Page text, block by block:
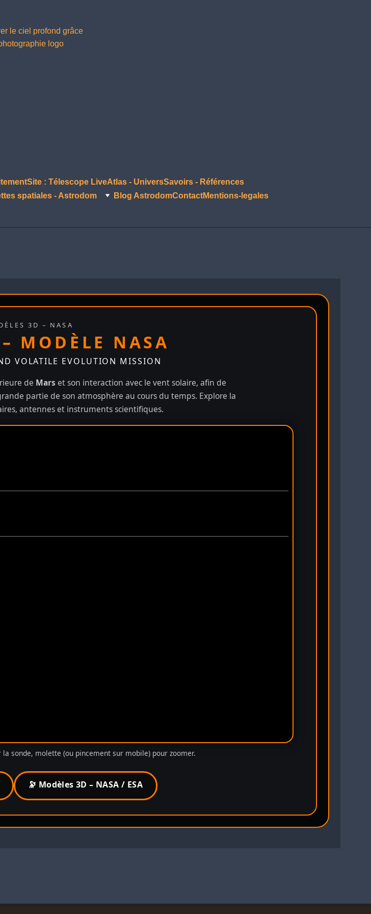
Site : Télescope LiveAtlas - UniversSavoirs - Références
spatiales - Astrodom Blog AstrodomContactMentions-legales